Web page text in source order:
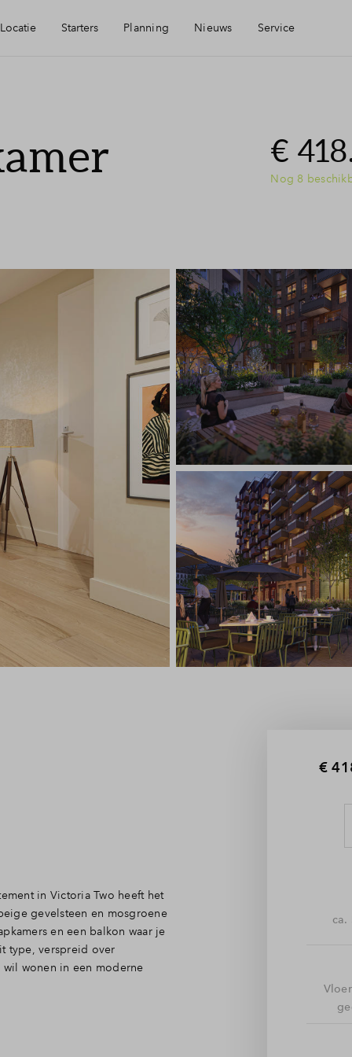
Locatie Starters Planning Nieuws Service
Financiele check
Toewijzing
Veelgestelde vragen
Contact
€
Nog 8
in Victoria Two heeft het
gevelsteen en mosgroene
en een balkon waar je
type, verspreid over
wonen in een moderne
€
ca.